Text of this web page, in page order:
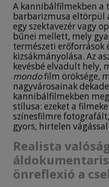
A kannibálfilmekben a
barbarizmusa eltörpül
egy szektavezér vagy
bűnei mellett, mely
természeti erőforrások
kizsákmányolása. Az
kevésbé elvadult hely,
mondofilm öröksége,
nagyvárosainak
kannibálfilmekben
stílusa: ezeket a
színesfilmre
gyors, hirtelen
Realista
önreflexió a